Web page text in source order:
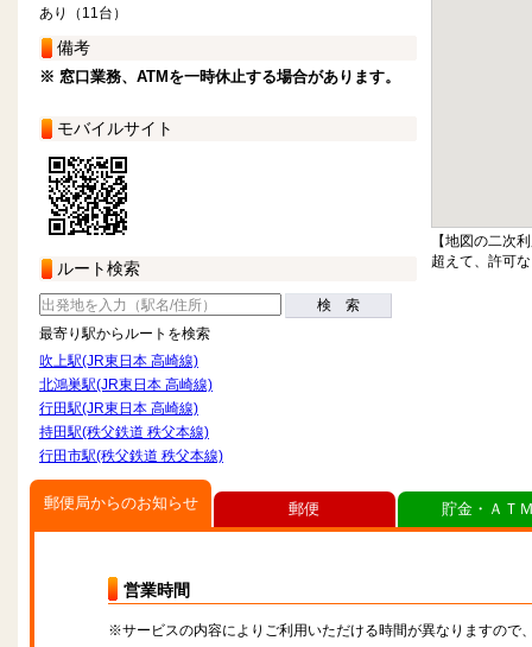
あり（11台）
備考
※ 窓口業務、ATMを一時休止する場合があります。
モバイルサイト
ルート検索
検 索
最寄り駅からルートを検索
吹上駅(JR東日本 高崎線)
北鴻巣駅(JR東日本 高崎線)
行田駅(JR東日本 高崎線)
持田駅(秩父鉄道 秩父本線)
行田市駅(秩父鉄道 秩父本線)
【地図の二次
超えて、許可
郵便局からのお知らせ
営業時間
※サービスの内容によりご利用いただける時間が異なりますので
郵便 貯金・ＡＴ